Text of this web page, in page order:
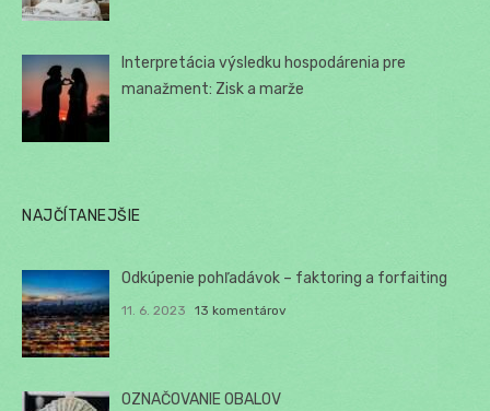
Interpretácia výsledku hospodárenia pre
manažment: Zisk a marže
NAJČÍTANEJŠIE
Odkúpenie pohľadávok – faktoring a forfaiting
11. 6. 2023 13 komentárov
OZNAČOVANIE OBALOV